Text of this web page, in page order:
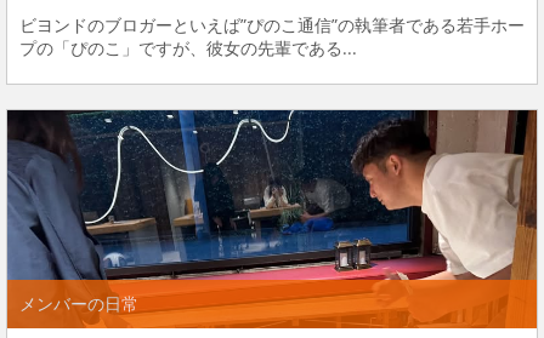
ビヨンドのブロガーといえば”ぴのこ通信”の執筆者である若手ホー
プの「ぴのこ」ですが、彼女の先輩である...
メンバーの日常